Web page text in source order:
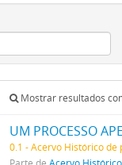
Mostrar resultados
UM PROCESSO
0.1 - Acervo Histórico de